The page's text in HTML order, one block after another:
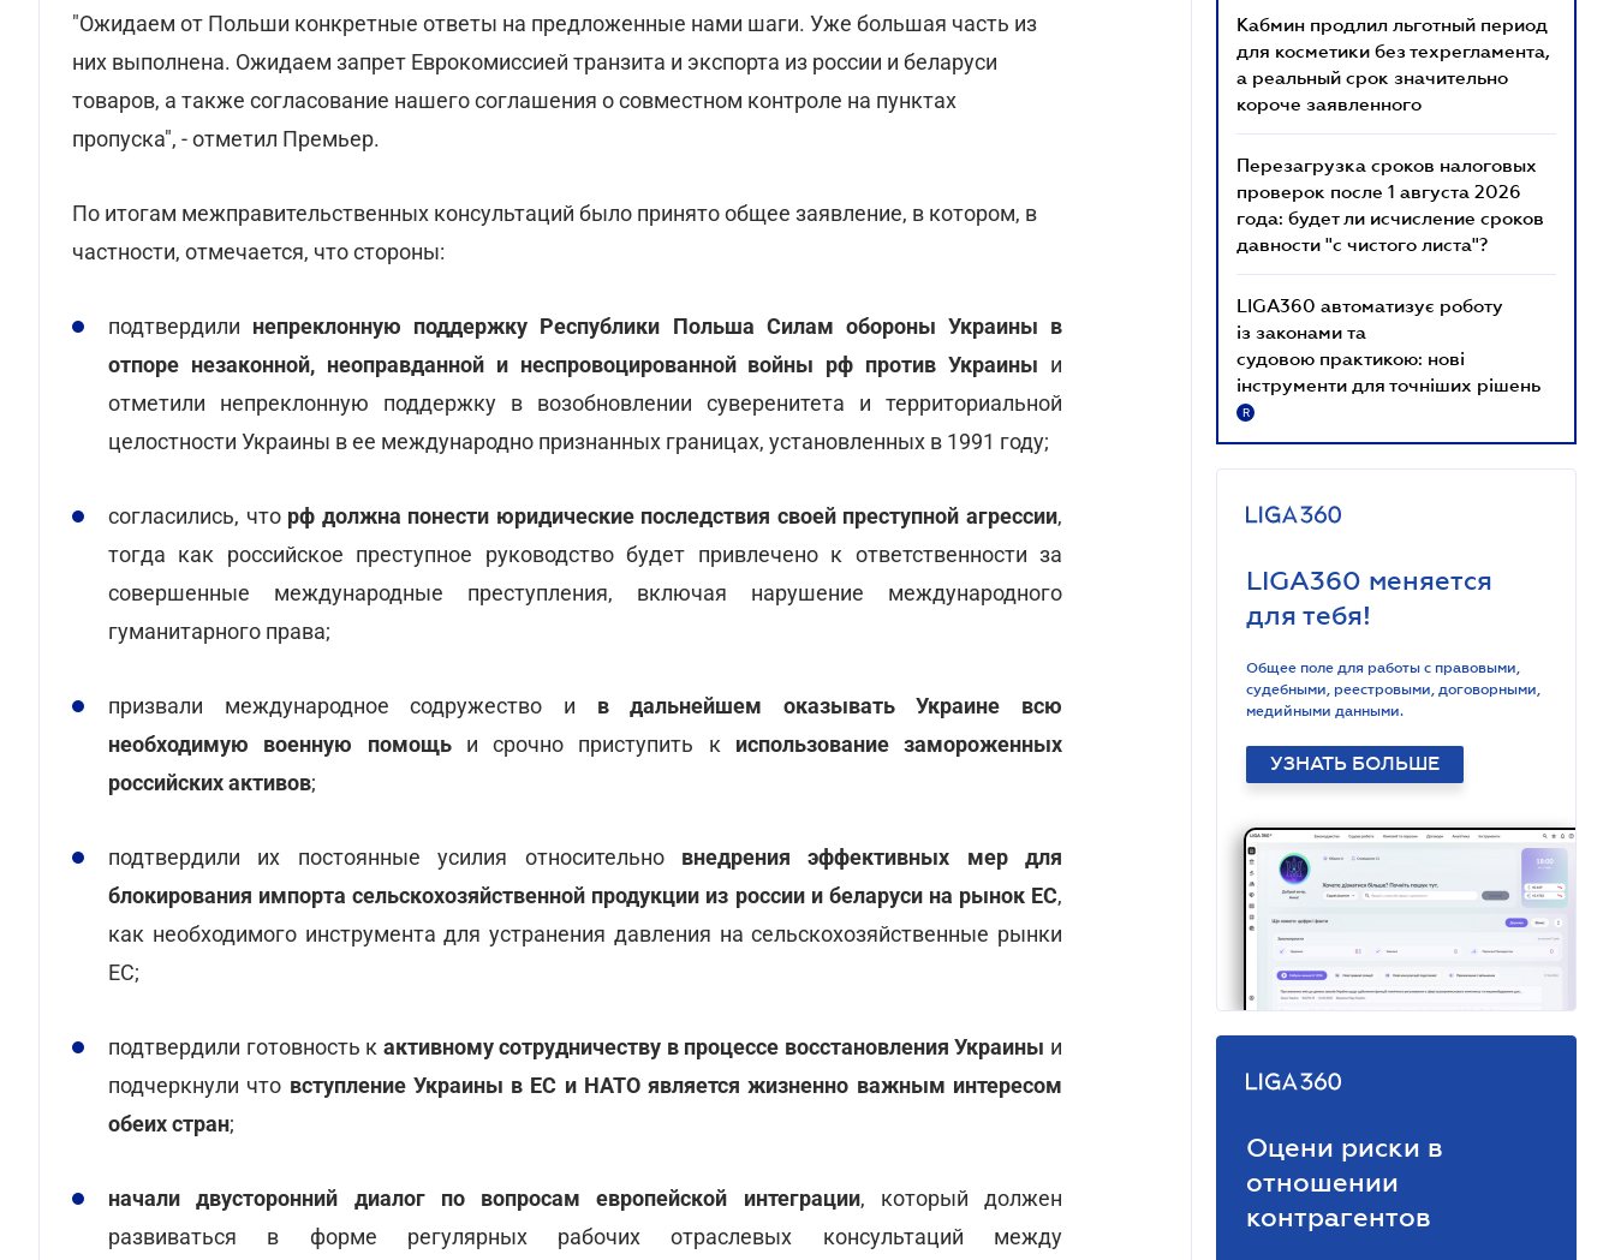
"Ожидаем от Польши конкретные ответы на предложенные нами шаги. Уже большая часть из
них выполнена. Ожидаем запрет Еврокомиссией транзита и экспорта из россии и беларуси
товаров, а также согласование нашего соглашения о совместном контроле на пунктах
пропуска", - отметил Премьер.
По итогам межправительственных консультаций было принято общее заявление, в котором, в
частности, отмечается, что стороны:
подтвердили непреклонную поддержку Республики Польша Силам обороны Украины в
отпоре незаконной, неоправданной и неспровоцированной войны рф против Украины и
отметили непреклонную поддержку в возобновлении суверенитета и территориальной
целостности Украины в ее международно признанных границах, установленных в 1991 году;
согласились, что рф должна понести юридические последствия своей преступной агрессии,
тогда как российское преступное руководство будет привлечено к ответственности за
совершенные международные преступления, включая нарушение международного
гуманитарного права;
призвали международное содружество и в дальнейшем оказывать Украине всю
необходимую военную помощьи срочно приступить к использование замороженных
российских активов;
подтвердили их постоянные усилия относительно внедрения эффективных мер для
блокирования импорта сельскохозяйственной продукции из россии и беларуси на рынок ЕС,
как необходимого инструмента для устранения давления на сельскохозяйственные рынки
ЕС;
подтвердили готовность к активному сотрудничеству в процессе восстановления Украины и
подчеркнули что вступление Украины в ЕС и НАТО является жизненно важным интересом
обеих стран;
начали двусторонний диалог по вопросам европейской интеграции, который должен
развиваться в форме регулярных рабочих отраслевых консультаций между
Кабмин продлил льготный период
для косметики без техрегламента,
а реальный срок значительно
короче заявленного
Перезагрузка сроков налоговых
проверок после 1 августа 2026
года: будет ли исчисление сроков
давности "с чистого листа"?
LIGA360 автоматизує роботу
із законами та
судовою практикою: нові
інструменти для точніших рішень
R
LIGA360 меняется
для тебя!
Общее поле для работы с правовыми,
судебными, реестровыми, договорными,
медийными данными.
УЗНАТЬ БОЛЬШЕ
Оцени риски в
отношении
контрагентов